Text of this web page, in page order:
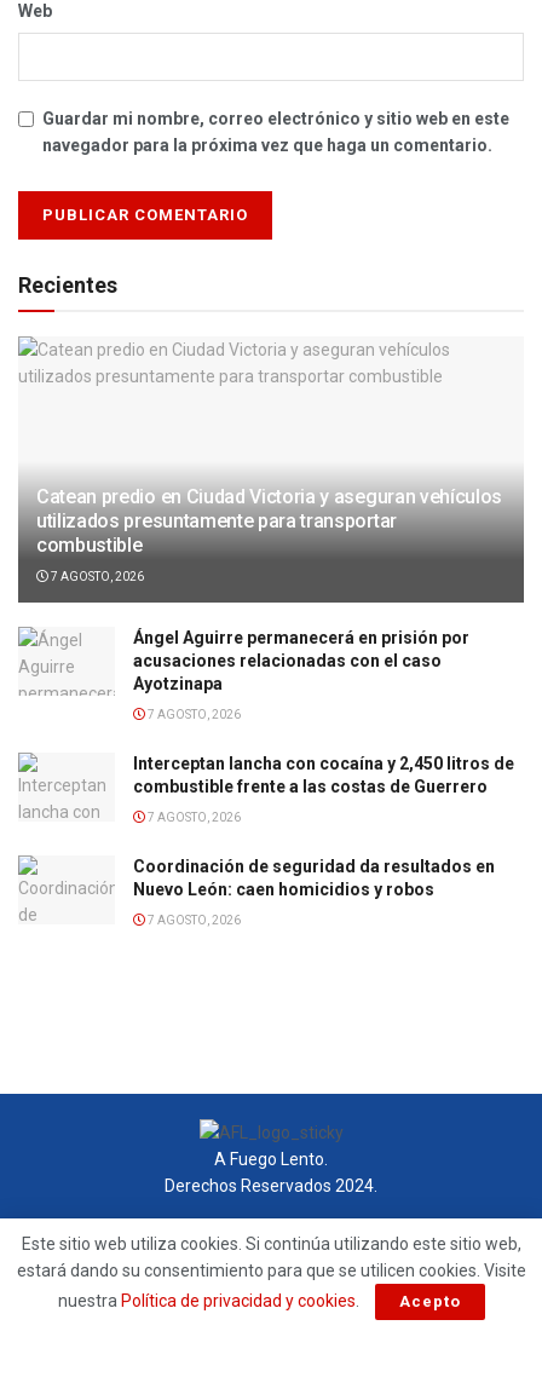
Web
Guardar mi nombre, correo electrónico y sitio web en este
navegador para la próxima vez que haga un comentario.
Recientes
Catean predio en Ciudad Victoria y aseguran vehículos
utilizados presuntamente para transportar
combustible
7 AGOSTO, 2026
Ángel Aguirre permanecerá en prisión por
acusaciones relacionadas con el caso
Ayotzinapa
7 AGOSTO, 2026
Interceptan lancha con cocaína y 2,450 litros de
combustible frente a las costas de Guerrero
7 AGOSTO, 2026
Coordinación de seguridad da resultados en
Nuevo León: caen homicidios y robos
7 AGOSTO, 2026
A Fuego Lento.
Derechos Reservados 2024.
Tel: 55 0000 0000
Este sitio web utiliza cookies. Si continúa utilizando este sitio web,
estará dando su consentimiento para que se utilicen cookies. Visite
nuestra Política de privacidad y cookies Acepto